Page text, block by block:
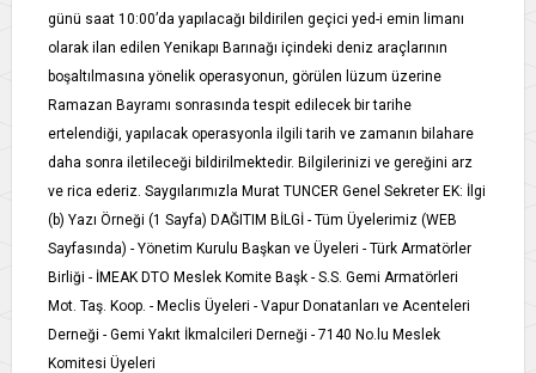
günü saat 10:00’da yapılacağı bildirilen geçici yed-i emin limanı
olarak ilan edilen Yenikapı Barınağı içindeki deniz araçlarının
boşaltılmasına yönelik operasyonun, görülen lüzum üzerine
Ramazan Bayramı sonrasında tespit edilecek bir tarihe
ertelendiği, yapılacak operasyonla ilgili tarih ve zamanın bilahare
daha sonra iletileceği bildirilmektedir. Bilgilerinizi ve gereğini arz
ve rica ederiz. Saygılarımızla Murat TUNCER Genel Sekreter EK: İlgi
(b) Yazı Örneği (1 Sayfa) DAĞITIM BİLGİ - Tüm Üyelerimiz (WEB
Sayfasında) - Yönetim Kurulu Başkan ve Üyeleri - Türk Armatörler
Birliği - İMEAK DTO Meslek Komite Başk - S.S. Gemi Armatörleri
Mot. Taş. Koop. - Meclis Üyeleri - Vapur Donatanları ve Acenteleri
Derneği - Gemi Yakıt İkmalcileri Derneği - 7140 No.lu Meslek
Komitesi Üyeleri